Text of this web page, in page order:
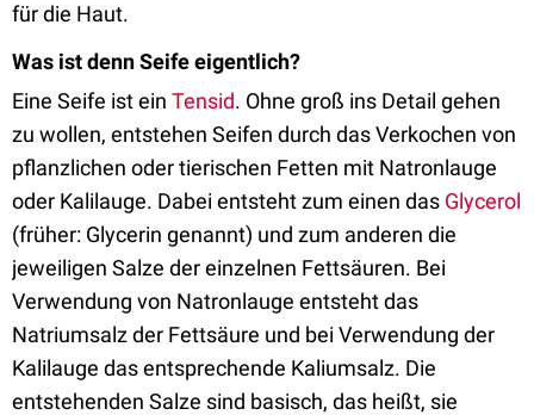
für die Haut.
Was ist denn Seife eigentlich?
Eine Seife ist ein Tensid. Ohne groß ins Detail gehen
zu wollen, entstehen Seifen durch das Verkochen von
pflanzlichen oder tierischen Fetten mit Natronlauge
oder Kalilauge. Dabei entsteht zum einen das Glycerol
(früher: Glycerin genannt) und zum anderen die
jeweiligen Salze der einzelnen Fettsäuren. Bei
Verwendung von Natronlauge entsteht das
Natriumsalz der Fettsäure und bei Verwendung der
Kalilauge das entsprechende Kaliumsalz. Die
entstehenden Salze sind basisch, das heißt, sie